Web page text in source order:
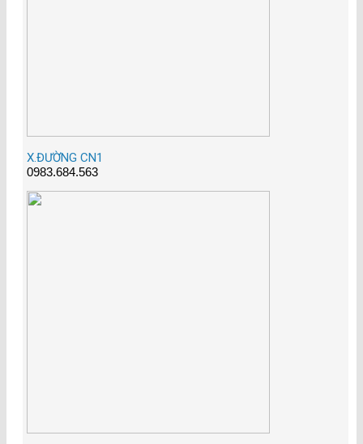
X.ĐƯỜNG CN1
0983.684.563